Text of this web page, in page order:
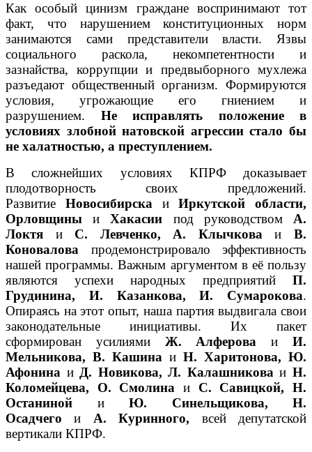
Как особый цинизм граждане воспринимают тот
факт, что нарушением конституционных норм
занимаются сами представители власти. Язвы
социального раскола, некомпетентности и
зазнайства, коррупции и предвыборного мухлежа
разъедают общественный организм. Формируются
условия, угрожающие его гниением и
разрушением. Не исправлять положение в
условиях злобной натовской агрессии стало бы
не халатностью, а преступлением.
В сложнейших условиях КПРФ доказывает
плодотворность своих предложений.
Развитие Новосибирска иИркутской области,
Орловщиныи Хакасии под руководствомА.
Локтя иС. Левченко, А. Клычковаи В.
Коновалова продемонстрировало эффективность
нашей программы. Важным аргументом в её пользу
являются успехи народных предприятий П.
Грудинина, И. Казанкова, И. Сумарокова.
Опираясь на этот опыт, наша партия выдвигала свои
законодательные инициативы. Их пакет
сформирован усилиями Ж. Алфероваи И.
Мельникова, В. Кашина и Н. Харитонова, Ю.
Афонина иД. Новикова, Л. Калашниковаи Н.
Коломейцева, О. Смолина и С. Савицкой, Н.
Останиной иЮ. Синельщикова, Н.
Осадчего и А. Куринного, всей депутатской
вертикали КПРФ.